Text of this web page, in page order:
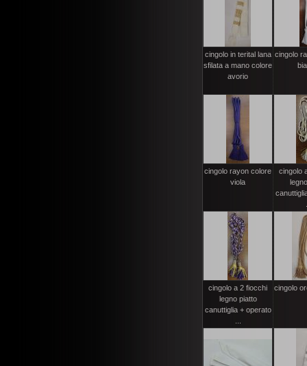
cingolo in terital lana
sfilata a mano colore
avorio
cingolo
cingolo rayon colore
viola
cingolo
cingolo a 2 fiocchi
legno piatto
canuttiglia + operato
cingolo